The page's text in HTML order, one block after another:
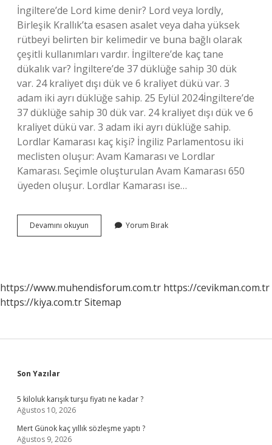
İngiltere’de Lord kime denir? Lord veya lordly,
Birleşik Krallık’ta esasen asalet veya daha yüksek
rütbeyi belirten bir kelimedir ve buna bağlı olarak
çeşitli kullanımları vardır. İngiltere’de kaç tane
dükalık var? İngiltere’de 37 düklüğe sahip 30 dük
var. 24 kraliyet dışı dük ve 6 kraliyet dükü var. 3
adam iki ayrı düklüğe sahip. 25 Eylül 2024İngiltere’de
37 düklüğe sahip 30 dük var. 24 kraliyet dışı dük ve 6
kraliyet dükü var. 3 adam iki ayrı düklüğe sahip.
Lordlar Kamarası kaç kişi? İngiliz Parlamentosu iki
meclisten oluşur: Avam Kamarası ve Lordlar
Kamarası. Seçimle oluşturulan Avam Kamarası 650
üyeden oluşur. Lordlar Kamarası ise…
Devamını okuyun Ingilterede
Kaç
Yorum Bırak
https://www.muhendisforum.com.tr https://cevikman.com.tr
https://kiya.com.trSitemap
Sidebar
Son Yazılar
5 kiloluk karışık turşu fiyatı ne kadar ?
Ağustos 10, 2026
Mert Günok kaç yıllık sözleşme yaptı ?
Ağustos 9, 2026